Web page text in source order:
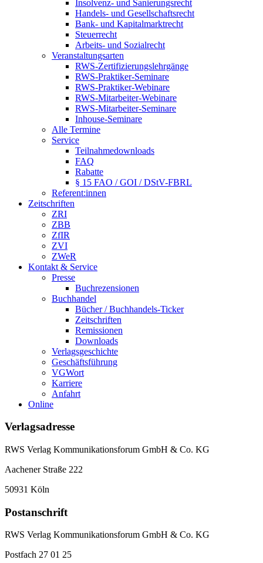
Insolvenz- und Sanierungsrecht
Handels- und Gesellschaftsrecht
Bank- und Kapitalmarktrecht
Steuerrecht
Arbeits- und Sozialrecht
Veranstaltungsarten
RWS-Zertifizierungslehrgänge
RWS-Praktiker-Seminare
RWS-Praktiker-Webinare
RWS-Mitarbeiter-Webinare
RWS-Mitarbeiter-Seminare
Inhouse-Seminare
Alle Termine
Service
Teilnahmedownloads
FAQ
Rabatte
§ 15 FAO / GOI / DStV-FBRL
Referent:innen
Zeitschriften
ZRI
ZBB
ZfIR
ZVI
ZWeR
Kontakt & Service
Presse
Buchrezensionen
Buchhandel
Bücher / Buchhandels-Ticker
Zeitschriften
Remissionen
Downloads
Verlagsgeschichte
Geschäftsführung
VGWort
Karriere
Anfahrt
Online
Verlagsadresse
RWS Verlag Kommunikationsforum GmbH & Co. KG
Aachener Straße 222
50931 Köln
Postanschrift
RWS Verlag Kommunikationsforum GmbH & Co. KG
Postfach 27 01 25